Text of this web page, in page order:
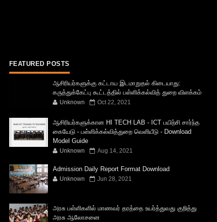
FEATURED POSTS
ஆசிரியர்களுக்கு கட்டாய இடமாறுதல் கிடையாது:
கருத்துக்கேட்பு கூட்டத்தில் பள்ளிக்கல்வித் துறை விளக்கம்
Unknown Oct 22, 2021
ஆசிரியர்களுக்கான HI TECH LAB - ICT பயிற்சி சார்ந்த
கையேடு - பள்ளிக்கல்வித்துறை வெளியீடு - Download
Model Guide
Unknown Aug 14, 2021
Admission Daily Report Format Download
Unknown Jun 28, 2021
அரசு பள்ளிகளில் மாணவர் தரத்தை உயர்த்துவது குறித்து
அரசு ஆலோசனை